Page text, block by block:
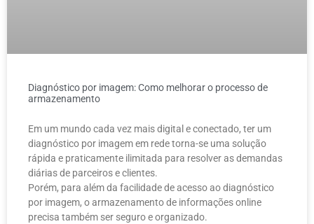
Diagnóstico por imagem: Como melhorar o processo de
armazenamento
Em um mundo cada vez mais digital e conectado, ter um
diagnóstico por imagem em rede torna-se uma solução
rápida e praticamente ilimitada para resolver as demandas
diárias de parceiros e clientes.
Porém, para além da facilidade de acesso ao diagnóstico
por imagem, o armazenamento de informações online
precisa também ser seguro e organizado.